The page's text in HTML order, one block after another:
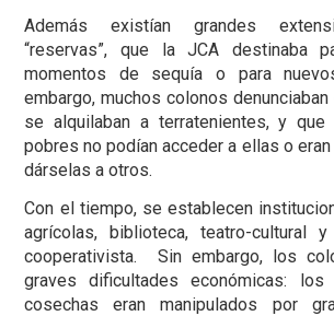
Además existían grandes
“reservas”, que la JCA destinaba
momentos de sequía o para
embargo, muchos colonos
se alquilaban a terratenientes, y que
pobres no podían acceder a ellas o
dárselas a otros.
Con el tiempo, se establecen
agrícolas, biblioteca, teatro-cultural
cooperativista. Sin embargo, los
graves dificultades económicas:
cosechas eran manipulados por